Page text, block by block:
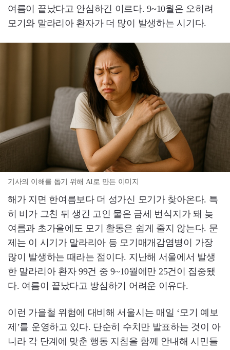
여름이 끝났다고 안심하긴 이르다. 9~10월은 오히려
모기와 말라리아 환자가 더 많이 발생하는 시기다.
기사의 이해를 돕기 위해 AI로 만든 이미지
해가 지면 한여름보다 더 성가신 모기가 찾아온다. 특
히 비가 그친 뒤 생긴 고인 물은 금세 번식지가 돼 늦
여름과 초가을에도 모기 활동은 쉽게 줄지 않는다. 문
제는 이 시기가 말라리아 등 모기매개감염병이 가장
많이 발생하는 때라는 점이다. 지난해 서울에서 발생
한 말라리아 환자 99건 중 9~10월에만 25건이 집중됐
다. 여름이 끝났다고 방심하기 어려운 이유다.
이런 가을철 위험에 대비해 서울시는 매일 ‘모기 예보
제’를 운영하고 있다. 단순히 수치만 발표하는 것이 아
니라 각 단계에 맞춘 행동 지침을 함께 안내해 시민들